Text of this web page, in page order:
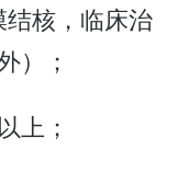
核，临床治
）；
上；